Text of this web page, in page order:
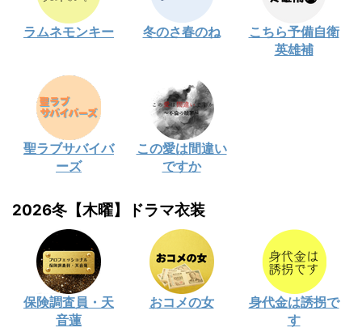
ラムネモンキー 冬のさ春のね
こちら予備自衛
英雄補
聖ラブサバイバ
ーズ
この愛は間違い
ですか
2026冬【木曜】ドラマ衣装
保険調査員・天
音蓮
おコメの女
身代金は誘拐で
す